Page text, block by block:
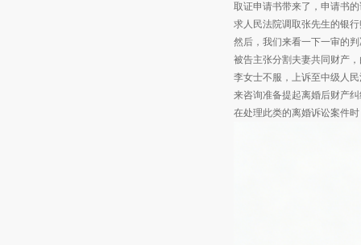
取证申请书带来了，申请书
求人民法院调取张先生的银
然后，我们来看一下一审的
被告主张分割夫妻共同财产
李女士不服，上诉至中级人
来咨询准备提起离婚后财产
在处理此类的离婚诉讼案件